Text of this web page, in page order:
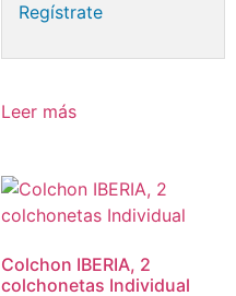
Regístrate
Leer más
Colchon IBERIA, 2
colchonetas Individual